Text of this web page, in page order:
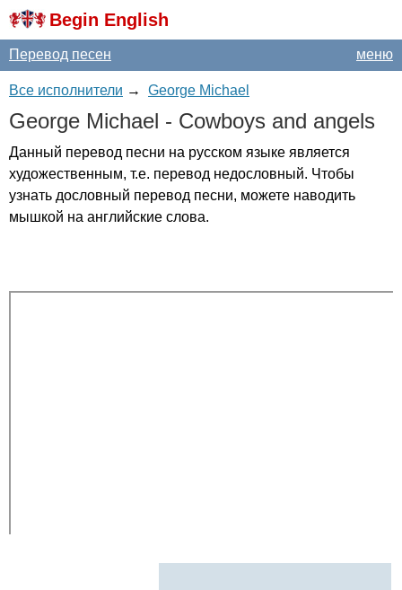
Begin English
меню
Перевод песен
Все исполнители → George Michael
George Michael - Cowboys and angels
Данный перевод песни на русском языке является
художественным, т.е. перевод недословный. Чтобы
узнать дословный перевод песни, можете наводить
мышкой на английские слова.